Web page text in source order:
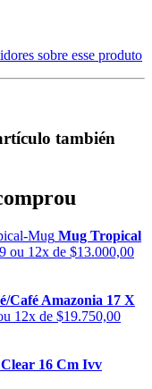
sobre esse produto
también
Mug Tropical
ou 12x de $13.000,00
Café Amazonia 17 X
12x de $19.750,00
16 Cm Ivv